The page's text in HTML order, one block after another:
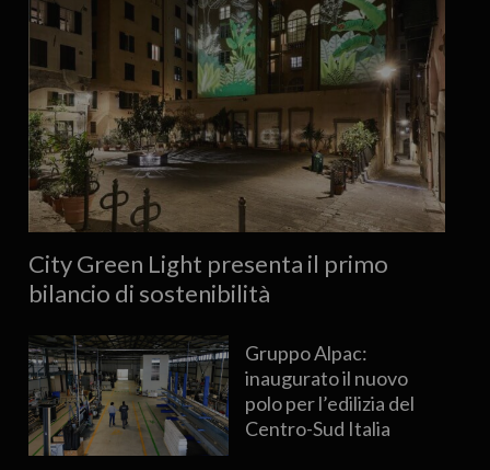
City Green Light presenta il primo
bilancio di sostenibilità
Gruppo Alpac:
inaugurato il nuovo
polo per l’edilizia del
Centro-Sud Italia